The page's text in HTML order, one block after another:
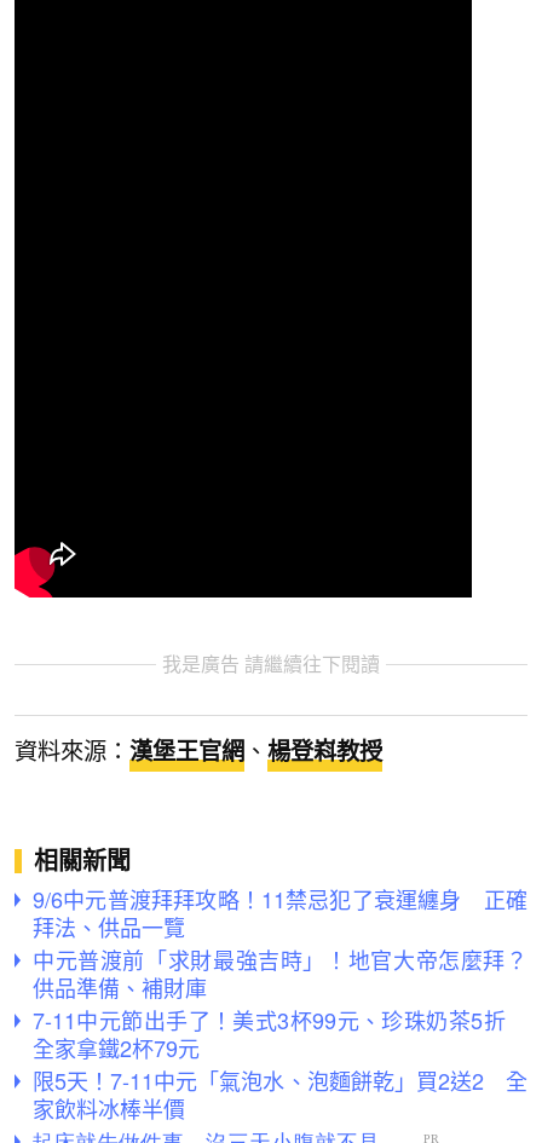
我是廣告 請繼續往下閱讀
資料來源： 漢堡王官網 、 楊登嵙教授
相關新聞
9/6中元普渡拜拜攻略！11禁忌犯了衰運纏身 正確
拜法、供品一覽
中元普渡前「求財最強吉時」！地官大帝怎麼拜？
供品準備、補財庫
7-11中元節出手了！美式3杯99元、珍珠奶茶5折
全家拿鐵2杯79元
限5天！7-11中元「氣泡水、泡麵餅乾」買2送2 全
家飲料冰棒半價